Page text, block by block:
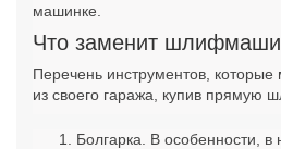
машинке.
Что заменит
Перечень инструментов,
из своего гаража, купив прямую
Болгарка. В особенности, в